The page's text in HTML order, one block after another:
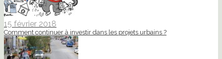
15 février 2018
Comment continuer à investir dans les projets urbains ?